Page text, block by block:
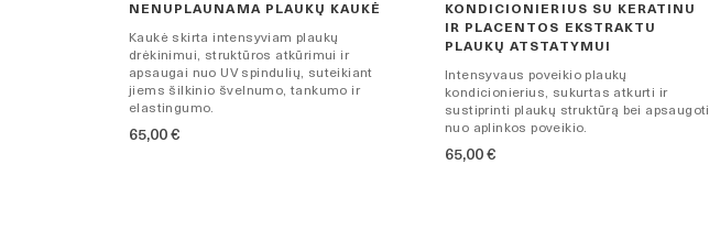
NENUPLAUNAMA PLAUKŲ KAUKĖ
Kaukė skirta intensyviam plaukų
drėkinimui, struktūros atkūrimui ir
apsaugai nuo UV spindulių, suteikiant
jiems šilkinio švelnumo, tankumo ir
elastingumo.
65,00 €
KONDICIONIERIUS SU KERATINU
IR PLACENTOS EKSTRAKTU
PLAUKŲ ATSTATYMUI
Intensyvaus poveikio plaukų
kondicionierius, sukurtas atkurti ir
sustiprinti plaukų struktūrą bei apsaugoti
nuo aplinkos poveikio.
65,00 €